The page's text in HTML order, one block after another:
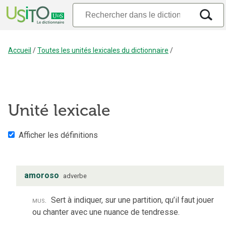
Accueil /Toutes les unités lexicales du dictionnaire /
Unité lexicale
Afficher les définitions
amoroso adverbe
mus. Sert à indiquer, sur une partition, qu’il faut jouer
ou chanter avec une nuance de tendresse.